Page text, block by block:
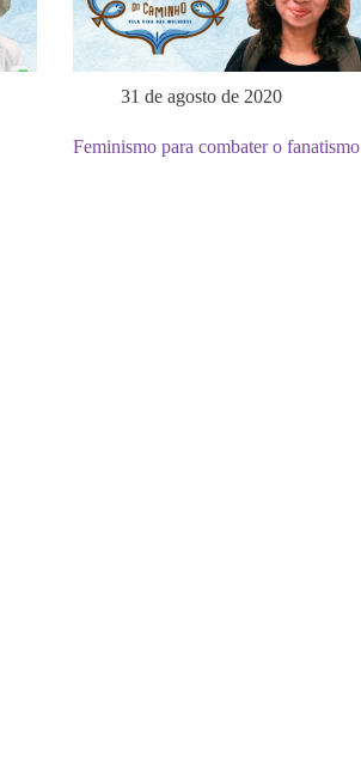
31 de agosto de 2020
Feminismo para combater o fanatismo